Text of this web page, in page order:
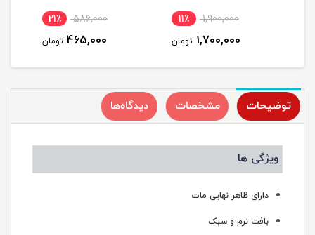
1,900,000 11٪
1,700,000 تومان
586,000 21٪
465,000 تومان
توضیحات مشخصات دیدگاه‌ها
ویژگی ها
دارای ظاهر نهایی مات
بافت نرم و سبک